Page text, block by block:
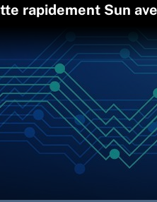
rapidement Sun